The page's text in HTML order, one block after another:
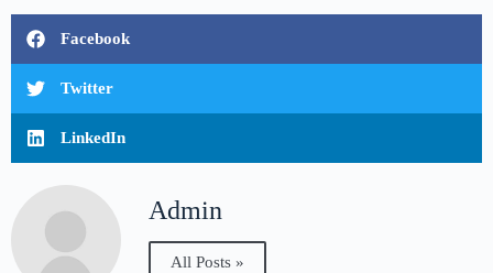
Facebook
Twitter
LinkedIn
Admin
All Posts »